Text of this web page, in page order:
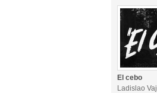
El cebo
Ladislao